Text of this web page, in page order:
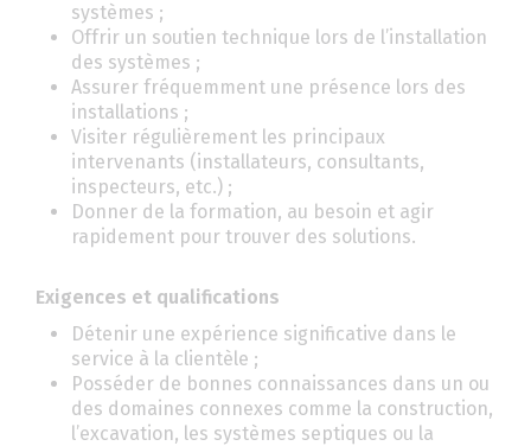
systèmes ;
Offrir un soutien technique lors de l’installation
des systèmes ;
Assurer fréquemment une présence lors des
installations ;
Visiter régulièrement les principaux
intervenants (installateurs, consultants,
inspecteurs, etc.) ;
Donner de la formation, au besoin et agir
rapidement pour trouver des solutions.
Exigences et qualifications
Détenir une expérience significative dans le
service à la clientèle ;
Posséder de bonnes connaissances dans un ou
des domaines connexes comme la construction,
l’excavation, les systèmes septiques ou la